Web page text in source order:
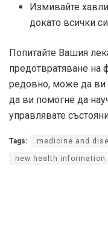
Измивайте
докато всички
Попитайте Вашия
предотвратяване на
редовно, може да ви
да ви помогне да
управлявате
Tags: medicine and
new health information